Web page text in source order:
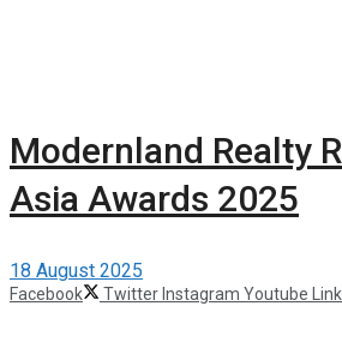
Modernland Realty
Asia Awards 2025
18 August 2025
Facebook Twitter Instagram Youtube